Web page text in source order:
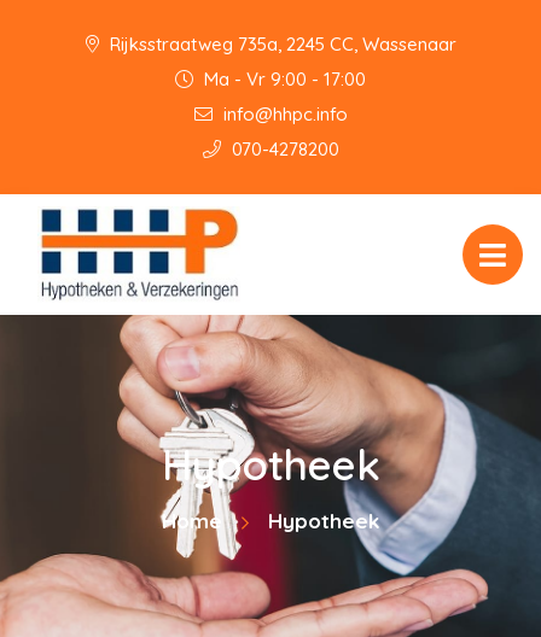
Rijksstraatweg 735a, 2245 CC, Wassenaar
Ma - Vr 9:00 - 17:00
info@hhpc.info
070-4278200
Hypotheek
Home Hypotheek